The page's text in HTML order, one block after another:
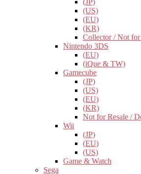
(JP)
(US)
(EU)
(KR)
Collector / Not for
Nintendo 3DS
(EU)
(iQue & TW)
Gamecube
(JP)
(US)
(EU)
(KR)
Not for Resale /
Wii
(JP)
(EU)
(US)
Game & Watch
Sega